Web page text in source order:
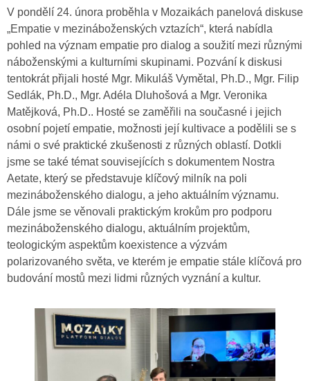
V pondělí 24. února proběhla v Mozaikách panelová diskuse
„Empatie v mezináboženských vztazích“, která nabídla
pohled na význam empatie pro dialog a soužití mezi různými
náboženskými a kulturními skupinami. Pozvání k diskusi
tentokrát přijali hosté Mgr. Mikuláš Vymětal, Ph.D., Mgr. Filip
Sedlák, Ph.D., Mgr. Adéla Dluhošová a Mgr. Veronika
Matějková, Ph.D.. Hosté se zaměřili na současné i jejich
osobní pojetí empatie, možnosti její kultivace a podělili se s
námi o své praktické zkušenosti z různých oblastí. Dotkli
jsme se také témat souvisejících s dokumentem Nostra
Aetate, který se představuje klíčový milník na poli
mezináboženského dialogu, a jeho aktuálním významu.
Dále jsme se věnovali praktickým krokům pro podporu
mezináboženského dialogu, aktuálním projektům,
teologickým aspektům koexistence a výzvám
polarizovaného světa, ve kterém je empatie stále klíčová pro
budování mostů mezi lidmi různých vyznání a kultur.